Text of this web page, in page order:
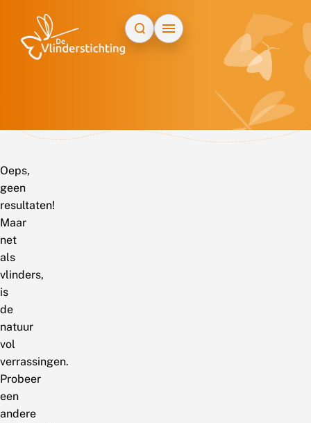
Oeps,
geen
resultaten!
Maar
net
als
vlinders,
is
de
natuur
vol
verrassingen.
Probeer
een
andere